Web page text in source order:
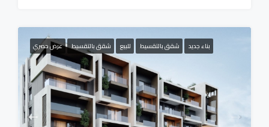
بناء جديد شقق بالتقسيط للبيع شقق بالتقسيط عرض حصري